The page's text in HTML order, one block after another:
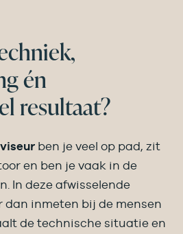
én
resultaat?
ben je veel op pad, zit
en ben je vaak in de
In deze afwisselende
dan inmeten bij de mensen
de technische situatie en